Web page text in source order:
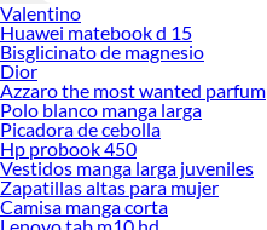
Valentino
Huawei matebook d 15
Bisglicinato de magnesio
Dior
Azzaro the most wanted parfum
Polo blanco manga larga
Picadora de cebolla
Hp probook 450
Vestidos manga larga juveniles
Zapatillas altas para mujer
Camisa manga corta